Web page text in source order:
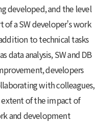
developed, and the level
of a SW developer's work
to technical tasks
data analysis, SW and DB
developers
with colleagues,
of the impact of
and development